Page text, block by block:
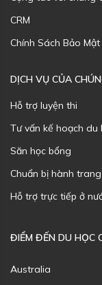
CRM
Chính Sách Bảo
DỊCH VỤ CỦA
Hỗ trợ luyện thi
Tư vấn kế hoạch du
Săn học bổng
Chuẩn bị hành
Hỗ trợ trực tiếp ở
ĐIỂM ĐẾN DU HỌC
Australia